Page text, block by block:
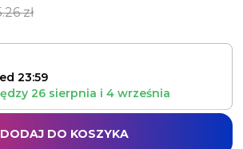
zł
23:59
26 sierpnia i 4 września
DODAJ DO KOSZYKA